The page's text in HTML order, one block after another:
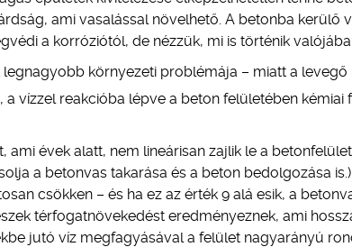
ami vasalással növelhető. A betonba kerülő
a korróziótól, de nézzük, mi is történik
környezeti problémája – miatt a levegő
vízzel reakcióba lépve a beton felületében kémiai
évek alatt, nem lineárisan zajlik le a
a betonvas takarása és a beton bedolgozása
csökken – és ha ez az érték 9 alá esik, a
térfogatnövekedést eredményeznek, ami
jutó víz megfagyásával a felület nagyarányú